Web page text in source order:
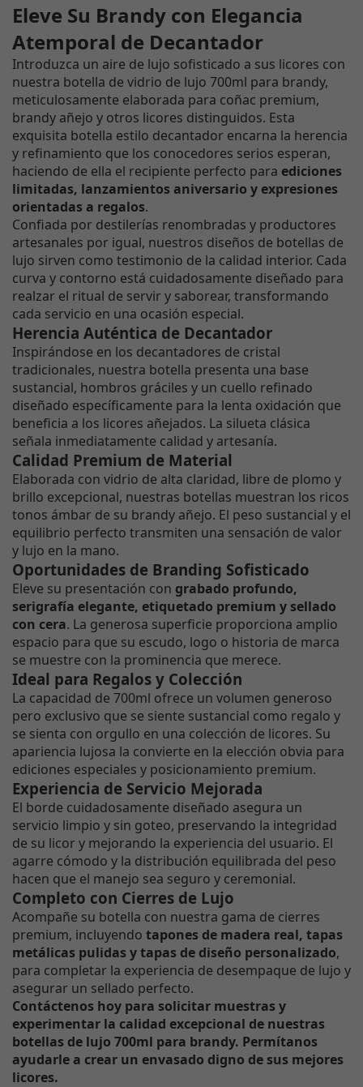
Eleve Su Brandy con Elegancia
Atemporal de Decantador
Introduzca un aire de lujo sofisticado a sus licores con
nuestra botella de vidrio de lujo 700ml para brandy,
meticulosamente elaborada para coñac premium,
brandy añejo y otros licores distinguidos. Esta
exquisita botella estilo decantador encarna la herencia
y refinamiento que los conocedores serios esperan,
haciendo de ella el recipiente perfecto para ediciones
limitadas, lanzamientos aniversario y expresiones
orientadas a regalos.
Confiada por destilerías renombradas y productores
artesanales por igual, nuestros diseños de botellas de
lujo sirven como testimonio de la calidad interior. Cada
curva y contorno está cuidadosamente diseñado para
realzar el ritual de servir y saborear, transformando
cada servicio en una ocasión especial.
Herencia Auténtica de Decantador
Inspirándose en los decantadores de cristal
tradicionales, nuestra botella presenta una base
sustancial, hombros gráciles y un cuello refinado
diseñado específicamente para la lenta oxidación que
beneficia a los licores añejados. La silueta clásica
señala inmediatamente calidad y artesanía.
Calidad Premium de Material
Elaborada con vidrio de alta claridad, libre de plomo y
brillo excepcional, nuestras botellas muestran los ricos
tonos ámbar de su brandy añejo. El peso sustancial y el
equilibrio perfecto transmiten una sensación de valor
y lujo en la mano.
Oportunidades de Branding Sofisticado
Eleve su presentación con grabado profundo,
serigrafía elegante, etiquetado premium y sellado
con cera. La generosa superficie proporciona amplio
espacio para que su escudo, logo o historia de marca
se muestre con la prominencia que merece.
Ideal para Regalos y Colección
La capacidad de 700ml ofrece un volumen generoso
pero exclusivo que se siente sustancial como regalo y
se sienta con orgullo en una colección de licores. Su
apariencia lujosa la convierte en la elección obvia para
ediciones especiales y posicionamiento premium.
Experiencia de Servicio Mejorada
El borde cuidadosamente diseñado asegura un
servicio limpio y sin goteo, preservando la integridad
de su licor y mejorando la experiencia del usuario. El
agarre cómodo y la distribución equilibrada del peso
hacen que el manejo sea seguro y ceremonial.
Completo con Cierres de Lujo
Acompañe su botella con nuestra gama de cierres
premium, incluyendo tapones de madera real, tapas
metálicas pulidas y tapas de diseño personalizado,
para completar la experiencia de desempaque de lujo y
asegurar un sellado perfecto.
Contáctenos hoy para solicitar muestras y
experimentar la calidad excepcional de nuestras
botellas de lujo 700ml para brandy. Permítanos
ayudarle a crear un envasado digno de sus mejores
licores.